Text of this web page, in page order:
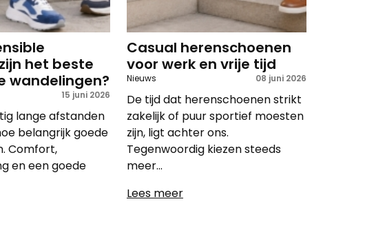
het beste
wandelingen?
15 juni 2026
lange afstanden
belangrijk goede
Comfort,
en een goede
Casual herenschoenen
voor werk en vrije tijd
Nieuws 08 juni 2026
De tijd dat herenschoenen strikt
zakelijk of puur sportief moesten
zijn, ligt achter ons.
Tegenwoordig kiezen steeds
meer...
Lees meer